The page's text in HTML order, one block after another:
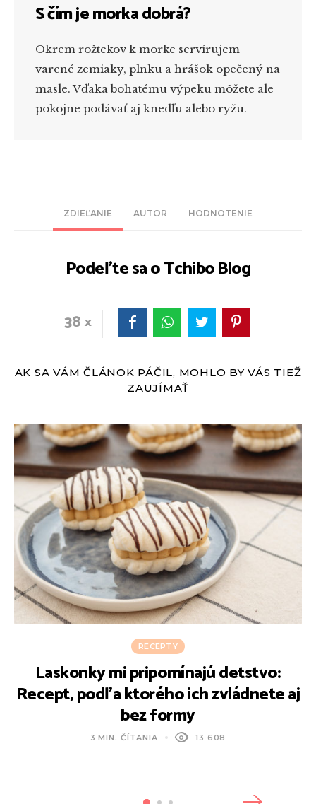
ZDIEĽANIE AUTOR HODNOTENIE
Podeľte sa o Tchibo Blog
38
S čím je morka dobrá?
Okrem rožtekov k morke servírujem
varené zemiaky, plnku a hrášok opečený na
masle. Vďaka bohatému výpeku môžete ale
pokojne podávať aj knedľu alebo ryžu.
AK SA VÁM ČLÁNOK PÁČIL, MOHLO BY VÁS TIEŽ
ZAUJÍMAŤ
RECEPTY
Laskonky mi pripomínajú detstvo:
Recept, podľa ktorého ich zvládnete aj
bez formy
3 MIN. ČÍTANIA 13 608